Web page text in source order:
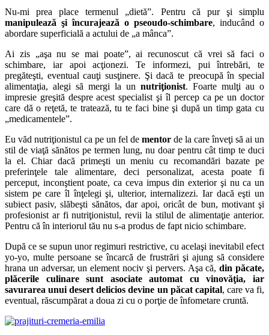
Nu-mi prea place termenul „dietă”. Pentru că pur şi simplu
manipulează şi încurajează o pseoudo-schimbare, inducând o
abordare superficială a actului de „a mânca”.
Ai zis „aşa nu se mai poate”, ai recunoscut că vrei să faci o
schimbare, iar apoi acţionezi. Te informezi, pui întrebări, te
pregăteşti, eventual cauţi susţinere. Şi dacă te preocupă în special
alimentaţia, alegi să mergi la un nutriţionist. Foarte mulţi au o
impresie greşită despre acest specialist şi îl percep ca pe un doctor
care dă o reţetă, te tratează, tu te faci bine şi după un timp gata cu
„medicamentele”.
Eu văd nutriţionistul ca pe un fel de mentor de la care înveţi să ai un
stil de viaţă sănătos pe termen lung, nu doar pentru cât timp te duci
la el. Chiar dacă primeşti un meniu cu recomandări bazate pe
preferinţele tale alimentare, deci personalizat, acesta poate fi
perceput, inconştient poate, ca ceva impus din exterior şi nu ca un
sistem pe care îl înţelegi şi, ulterior, internalizezi. Iar dacă eşti un
subiect pasiv, slăbeşti sănătos, dar apoi, oricât de bun, motivant şi
profesionist ar fi nutriţionistul, revii la stilul de alimentaţie anterior.
Pentru că în interiorul tău nu s-a produs de fapt nicio schimbare.
După ce se supun unor regimuri restrictive, cu acelaşi inevitabil efect
yo-yo, multe persoane se încarcă de frustrări şi ajung să considere
hrana un adversar, un element nociv şi pervers. Aşa că, din păcate,
plăcerile culinare sunt asociate automat cu vinovăţia, iar
savurarea unui desert delicios devine un păcat capital, care va fi,
eventual, răscumpărat a doua zi cu o porţie de înfometare cruntă.